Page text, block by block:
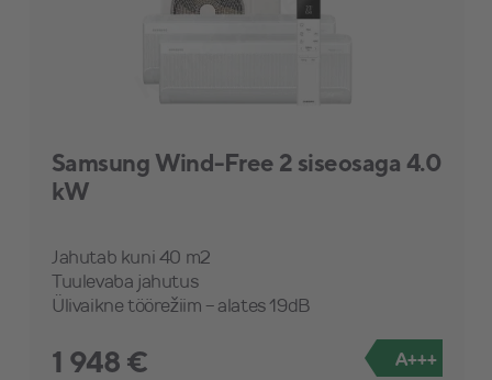
Samsung Wind-Free 2 siseosaga 4.0
kW
Jahutab kuni 40 m2
Tuulevaba jahutus
Ülivaikne töörežiim - alates 19dB
1 948 € A+++